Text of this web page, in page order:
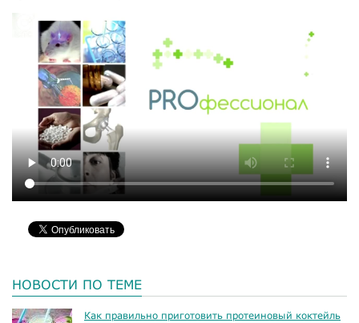
НОВОСТИ ПО ТЕМЕ
Как правильно приготовить протеиновый коктейль